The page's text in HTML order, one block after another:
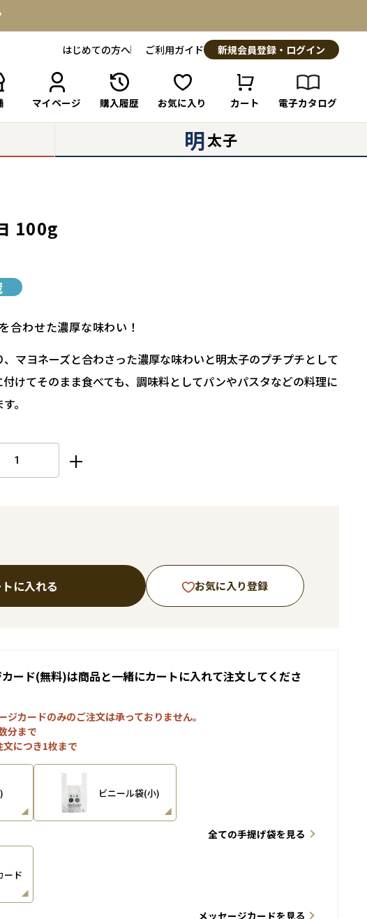
はじめての方へ ご利用ガイド 新規会員登録・ログイン
マイページ 購入履歴 お気に入り カート 電子カタログ
明太子
100g
合わせた濃厚な味わい！
マヨネーズと合わさった濃厚な味わいと明太子のプチプチとして
けてそのまま食べても、調味料としてパンやパスタなどの料理に
。
に入れる お気に入り登録
ード(無料)は商品と一緒にカートに入れて注文してくださ
カードのみのご注文は承っておりません。
分まで
につき1枚まで
ビニール袋(小)
全ての手提げ袋を見る
ード
メッセージカードを見る